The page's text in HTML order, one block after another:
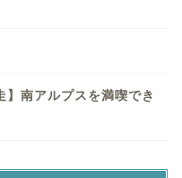
】南アルプスを満喫でき